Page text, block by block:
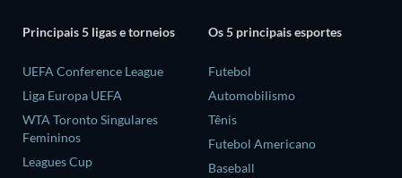
Principais 5 ligas e torneios
UEFA Conference League
Liga Europa UEFA
WTA Toronto Singulares
Femininos
Leagues Cup
Os 5 principais esportes
Futebol
Automobilismo
Tênis
Futebol Americano
Baseball